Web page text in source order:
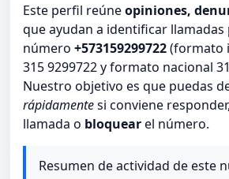
Este perfil reúneopiniones,
que ayudan a identificar
número +573159299722(formato
315 9299722 y formato nacional
Nuestro objetivo es que puedas
rápidamentesi conviene
llamada o bloquearel número.
Resumen de actividad de este